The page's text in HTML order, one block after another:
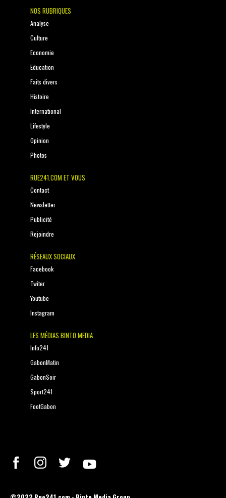
NOS RUBRIQUES
Analyse
Culture
Economie
Education
Faits divers
Histoire
International
Lifestyle
Opinion
Photos
RUE241.COM ET VOUS
Contact
Newsletter
Publicité
Rejoindre
RÉSEAUX SOCIAUX
Facebook
Twiter
Youtube
Instagram
LES MÉDIAS BINTO MEDIA
Info241
GabonMatin
GabonSoir
Sport241
FootGabon